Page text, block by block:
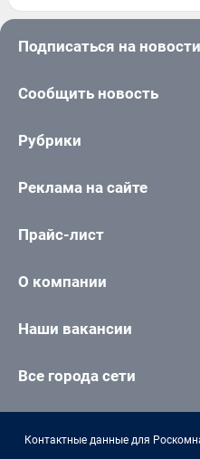
Подписаться на новости
Сообщить новость
Рубрики
Реклама на сайте
Прайс-лист
О компании
Наши вакансии
Все города сети
Контактные данные для